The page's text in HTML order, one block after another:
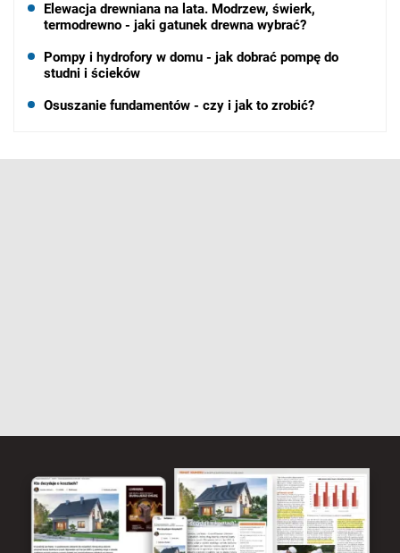
Elewacja drewniana na lata. Modrzew, świerk,
termodrewno - jaki gatunek drewna wybrać?
Pompy i hydrofory w domu - jak dobrać pompę do
studni i ścieków
Osuszanie fundamentów - czy i jak to zrobić?